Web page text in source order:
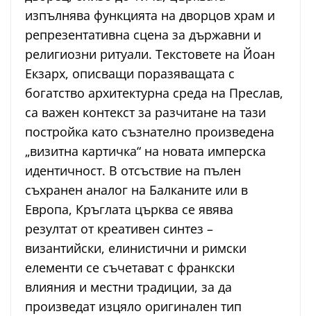
изпълнява функцията на дворцов храм и
репрезентативна сцена за държавни и
религиозни ритуали. Текстовете на Йоан
Екзарх, описващи поразяващата с
богатство архитектурна среда на Преслав,
са важен контекст за разчитане на тази
постройка като съзнателно произведена
„визитна картичка“ на новата имперска
идентичност. В отсъствие на пълен
съхранен аналог на Балканите или в
Европа, Кръглата църква се явява
резултат от креативен синтез –
византийски, елинистични и римски
елементи се съчетават с франкски
влияния и местни традиции, за да
произведат изцяло оригинален тип